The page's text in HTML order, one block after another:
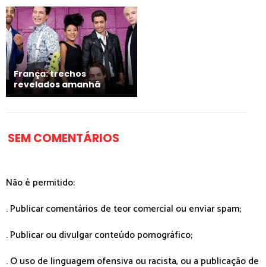
França: trechos
revelados amanhã
SEM COMENTÁRIOS
Não é permitido:
. Publicar comentários de teor comercial ou enviar spam;
. Publicar ou divulgar conteúdo pornográfico;
. O uso de linguagem ofensiva ou racista, ou a publicação de